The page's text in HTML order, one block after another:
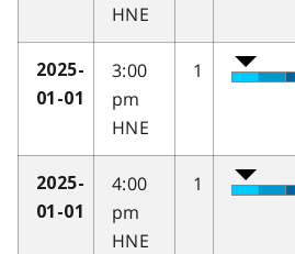
HNE
2025-
01-01
3:00
pm
HNE
1
2025-
01-01
4:00
pm
HNE
1